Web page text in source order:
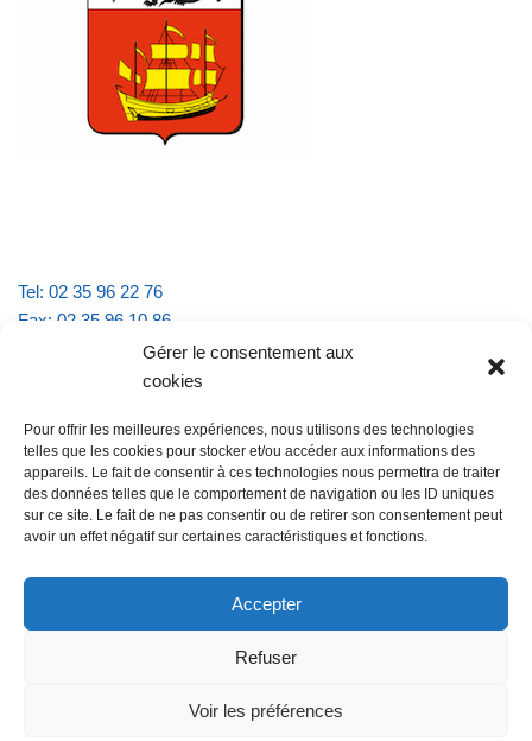
Gérer le consentement aux
cookies
Pour offrir les meilleures expériences, nous utilisons des technologies
telles que les cookies pour stocker et/ou accéder aux informations des
appareils. Le fait de consentir à ces technologies nous permettra de traiter
des données telles que le comportement de navigation ou les ID uniques
sur ce site. Le fait de ne pas consentir ou de retirer son consentement peut
avoir un effet négatif sur certaines caractéristiques et fonctions.
Accepter
Refuser
Voir les préférences
Tel: 02 35 96 22 76
Fax: 02 35 96 10 86
Email : mairie.vattevillelarue@wanadoo.fr
lundi et jeudi de 9h à 11h30
mardi et vendredi de 16h à 18h30
@Vatteville-la-rue mentions légales